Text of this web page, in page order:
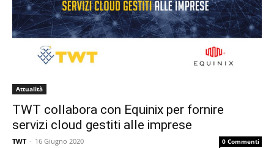
Attualità
TWT collabora con Equinix per fornire
servizi cloud gestiti alle imprese
TWT - 16 Giugno 2020 0 Commenti